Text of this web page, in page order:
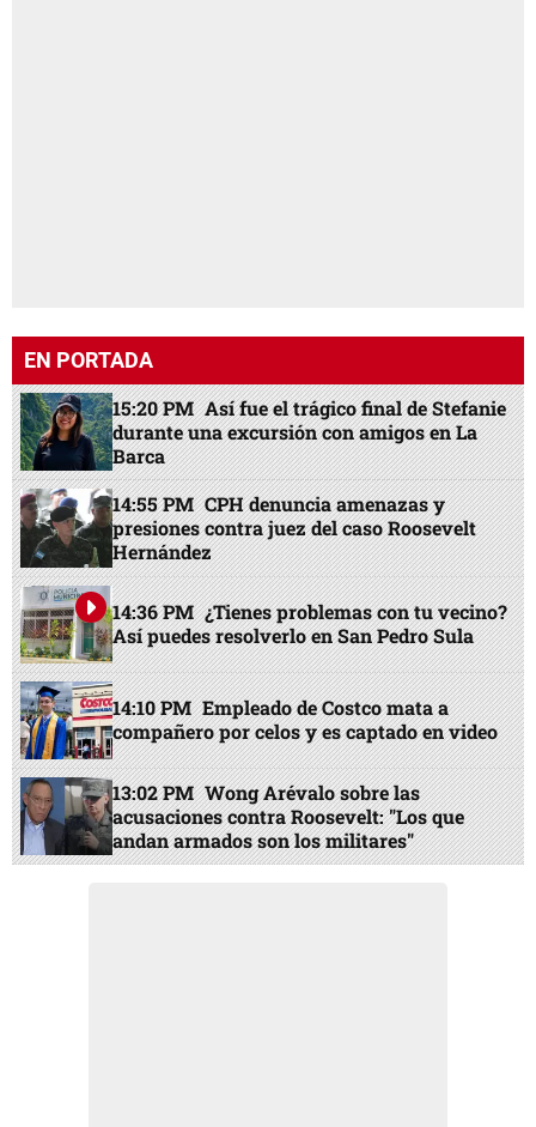
EN PORTADA
15:20 PM Así fue el trágico final de Stefanie
durante una excursión con amigos en La
Barca
14:55 PM CPH denuncia amenazas y
presiones contra juez del caso Roosevelt
Hernández
14:36 PM ¿Tienes problemas con tu vecino?
Así puedes resolverlo en San Pedro Sula
14:10 PM Empleado de Costco mata a
compañero por celos y es captado en video
13:02 PM Wong Arévalo sobre las
acusaciones contra Roosevelt: "Los que
andan armados son los militares"